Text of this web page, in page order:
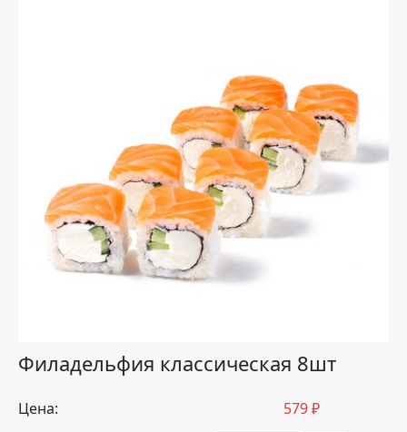
Филадельфия классическая 8шт
Цена: 579₽